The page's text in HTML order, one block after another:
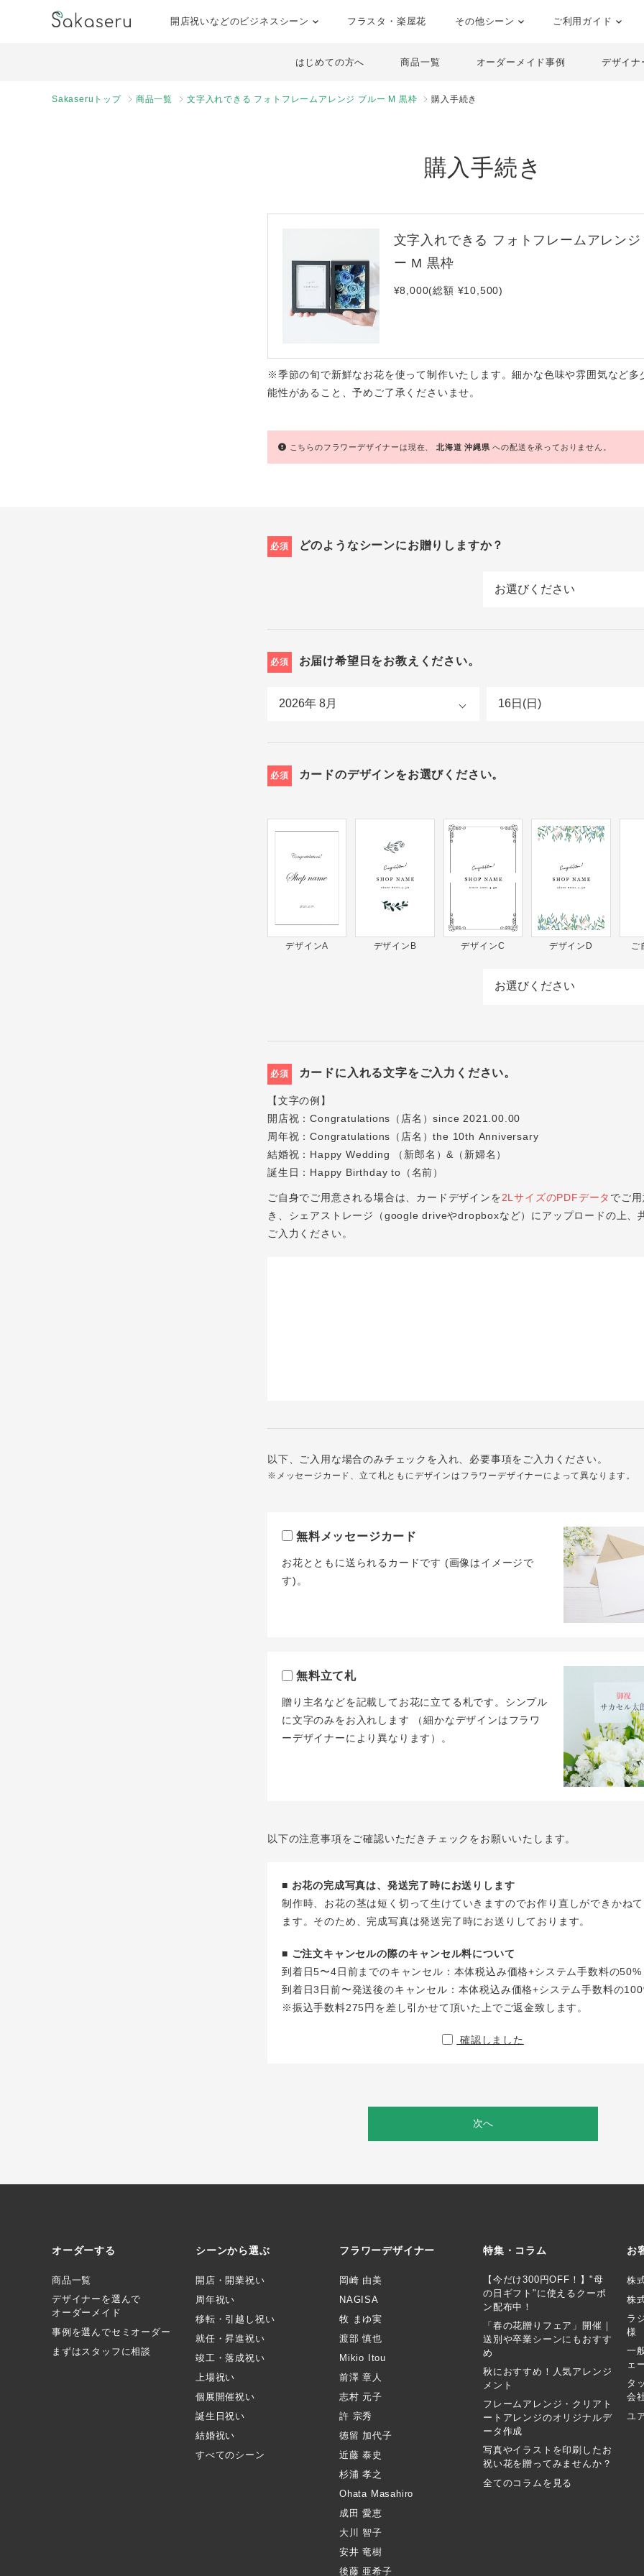
開店祝いなどのビジネスシーン フラスタ・楽屋花 その他シーン ご利用ガイド
はじめての方へ 商品一覧 オーダーメイド事例 デザイナ
Sakaseruトップ 商品一覧 文字入れできる フォトフレームアレンジ ブルー M 黒枠 購入手続き
購入手続き
文字入れできる フォトフレームアレン
ー M 黒枠
¥8,000(総額 ¥10,500)
※季節の旬で新鮮なお花を使って制作いたします。細かな色味や雰囲気など多
能性があること、予めご了承くださいませ。
こちらのフラワーデザイナーは現在、北海道沖縄県への配送を承っておりません。
必須 どのようなシーンにお贈りしますか？
必須 お届け希望日をお教えください。
必須 カードのデザインをお選びください。
デザインA デザインB デザインC デザインD ご
必須 カードに入れる文字をご入力ください。
【文字の例】
開店祝：Congratulations（店名）since 2021.00.00
周年祝：Congratulations（店名）the 10th Anniversary
結婚祝：Happy Wedding （新郎名）&（新婦名）
誕生日：Happy Birthday to（名前）
ご自身でご用意される場合は、カードデザインを2LサイズのPDFデータ でご
き、シェアストレージ（google driveやdropboxなど）にアップロードの上、
ご入力ください。
以下、ご入用な場合のみチェックを入れ、必要事項をご入力ください。
※メッセージカード、立て札ともにデザインはフラワーデザイナーによって異なります。
無料メッセージカード
お花とともに送られるカードです (画像はイメージで
す)。
無料立て札
贈り主名などを記載してお花に立てる札です。シンプル
に文字のみをお入れします （細かなデザインはフラワ
ーデザイナーにより異なります）。
以下の注意事項をご確認いただきチェックをお願いいたします。
■ お花の完成写真は、発送完了時にお送りします
制作時、お花の茎は短く切って生けていきますのでお作り直しができかね
ます。そのため、完成写真は発送完了時にお送りしております。
■ ご注文キャンセルの際のキャンセル料について
到着日5〜4日前までのキャンセル：本体税込み価格+システム手数料の50%
到着日3日前〜発送後のキャンセル：本体税込み価格+システム手数料の
※振込手数料275円を差し引かせて頂いた上でご返金致します。
確認しました
次へ
オーダーする
商品一覧
デザイナーを選んで
オーダーメイド
事例を選んでセミオーダー
まずはスタッフに相談
シーンから選ぶ
開店・開業祝い
周年祝い
移転・引越し祝い
就任・昇進祝い
竣工・落成祝い
上場祝い
個展開催祝い
誕生日祝い
結婚祝い
すべてのシーン
フラワーデザイナー
岡崎 由美
NAGISA
牧 まゆ実
渡部 慎也
Mikio Itou
前澤 章人
志村 元子
許 宗秀
徳留 加代子
近藤 泰史
杉浦 孝之
Ohata Masahiro
成田 愛恵
大川 智子
安井 竜樹
後藤 亜希子
特集・コラム
【今だけ300円OFF！】"母
の日ギフト"に使えるクーポ
ン配布中！
「春の花贈りフェア」開催｜
送別や卒業シーンにもおすす
め
秋におすすめ！人気アレンジ
メント
フレームアレンジ・クリアト
ートアレンジのオリジナルデ
ータ作成
写真やイラストを印刷したお
祝い花を贈ってみませんか？
全てのコラムを見る
お
株
株
ラ
様
一
ェ
タ
会
ユ